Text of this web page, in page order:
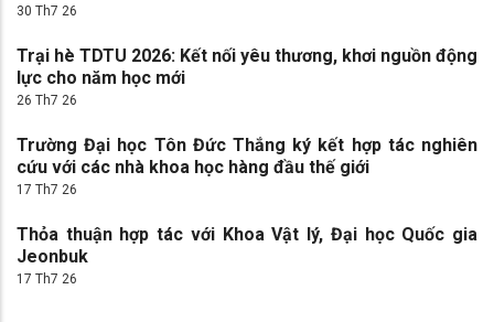
30 Th7 26
Trại hè TDTU 2026: Kết nối yêu thương, khơi nguồn động
lực cho năm học mới
26 Th7 26
Trường Đại học Tôn Đức Thắng ký kết hợp tác nghiên
cứu với các nhà khoa học hàng đầu thế giới
17 Th7 26
Thỏa thuận hợp tác với Khoa Vật lý, Đại học Quốc gia
Jeonbuk
17 Th7 26